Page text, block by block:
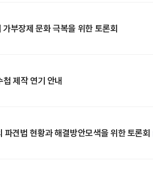
부장제 문화 극복을 위한 토론회
제작 연기 안내
견법 현황과 해결방안모색을 위한 토론회